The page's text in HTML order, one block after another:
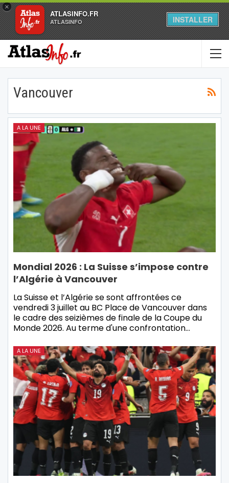
×
ATLASINFO.FR
ATLASINFO INSTALLER
Vancouver
A LA UNE
Mondial 2026 : La Suisse s’impose contre
l’Algérie à Vancouver
La Suisse et l’Algérie se sont affrontées ce
vendredi 3 juillet au BC Place de Vancouver dans
le cadre des seizièmes de finale de la Coupe du
Monde 2026. Au terme d'une confrontation…
A LA UNE